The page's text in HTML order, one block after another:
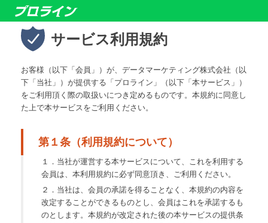
サービス利用規約
お客様（以下「会員」）が、データマーケティング株式会社（以
下「当社」）が提供する「プロライン」（以下「本サービス」）
をご利用頂く際の取扱いにつき定めるものです。本規約に同意し
た上で本サービスをご利用ください。
第１条（利用規約について）
１．当社が運営する本サービスについて、これを利用する
会員は、本利用規約に必ず同意頂き、ご利用ください。
２．当社は、会員の承諾を得ることなく、本規約の内容を
改定することができるものとし、会員はこれを承諾するも
のとします。本規約が改定された後の本サービスの提供条